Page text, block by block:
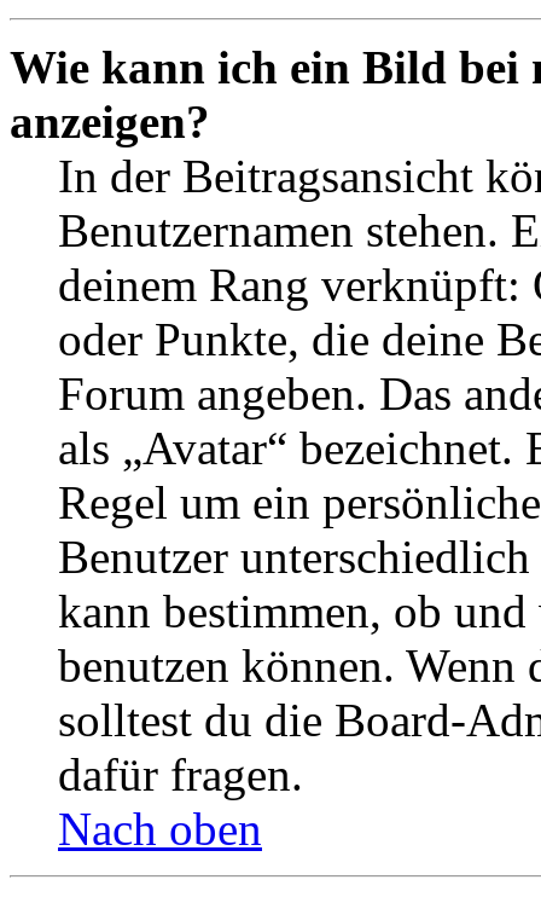
Wie kann ich ein Bild bei
anzeigen?
In der Beitragsansicht
Benutzernamen stehen.
deinem Rang verknüpft:
oder Punkte, die deine
Forum angeben. Das
als „Avatar“
Regel um ein
Benutzer
kann bestimmen, ob
benutzen können. Wenn
solltest du die Board-
dafür fragen.
Nach oben